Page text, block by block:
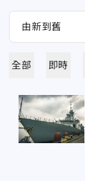
全部 即時